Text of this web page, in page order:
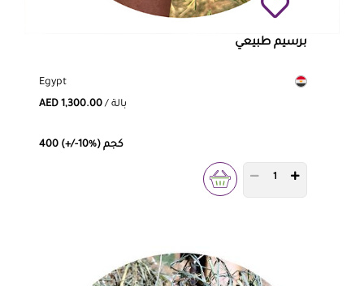
برسيم طبيعي
Egypt
AED 1,300.00
/ بالة
400 (+/-10%) كجم
PRODUCT QUANTITY